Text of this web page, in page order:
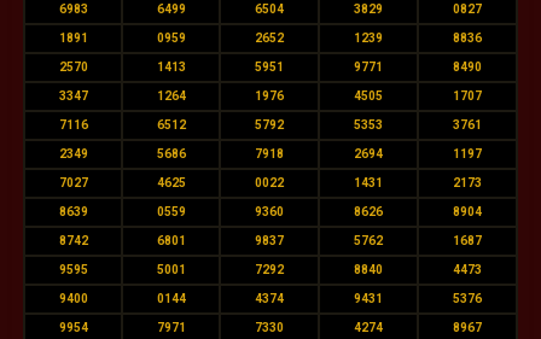
6983 6499 6504 3829 0827
1891 0959 2652 1239 8836
2570 1413 5951 9771 8490
3347 1264 1976 4505 1707
7116 6512 5792 5353 3761
2349 5686 7918 2694 1197
7027 4625 0022 1431 2173
8639 0559 9360 8626 8904
8742 6801 9837 5762 1687
9595 5001 7292 8840 4473
9400 0144 4374 9431 5376
9954 7971 7330 4274 8967